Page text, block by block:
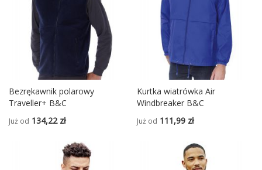
Bezrękawnik polarowy
Traveller+ B&C
Już od 134,22 zł
Kurtka wiatrówka Air
Windbreaker B&C
Już od 111,99 zł